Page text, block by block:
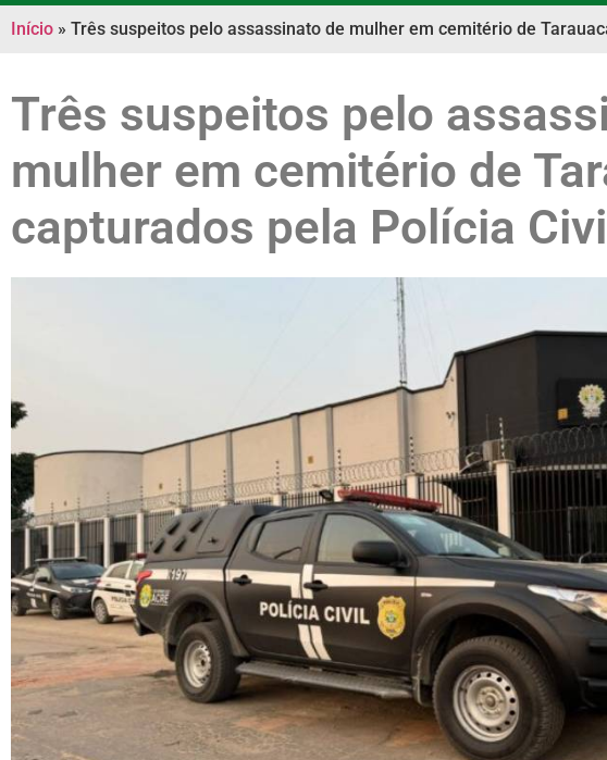
Início » Três suspeitos pelo assassinato de mulher em cemitério de
Três suspeitos pelo
mulher em cemitério de
capturados pela Polícia